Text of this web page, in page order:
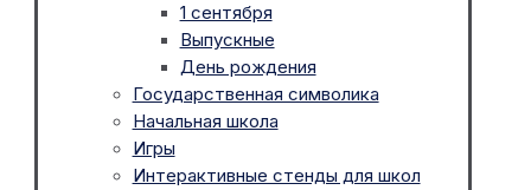
1 сентября
Выпускные
День рождения
Государственная символика
Начальная школа
Игры
Интерактивные стенды для школ